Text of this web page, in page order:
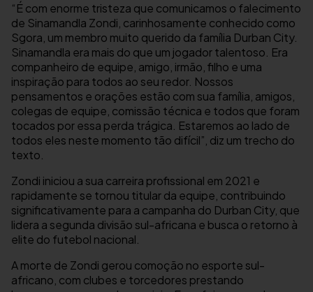
“É com enorme tristeza que comunicamos o falecimento
de Sinamandla Zondi, carinhosamente conhecido como
Sgora, um membro muito querido da família Durban City.
Sinamandla era mais do que um jogador talentoso. Era
companheiro de equipe, amigo, irmão, filho e uma
inspiração para todos ao seu redor. Nossos
pensamentos e orações estão com sua família, amigos,
colegas de equipe, comissão técnica e todos que foram
tocados por essa perda trágica. Estaremos ao lado de
todos eles neste momento tão difícil”, diz um trecho do
texto.
Zondi iniciou a sua carreira profissional em 2021 e
rapidamente se tornou titular da equipe, contribuindo
significativamente para a campanha do Durban City, que
lidera a segunda divisão sul-africana e busca o retorno à
elite do futebol nacional.
A morte de Zondi gerou comoção no esporte sul-
africano, com clubes e torcedores prestando